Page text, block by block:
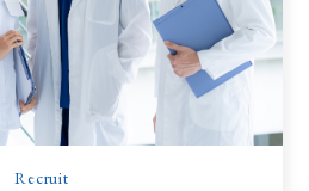
Recruit